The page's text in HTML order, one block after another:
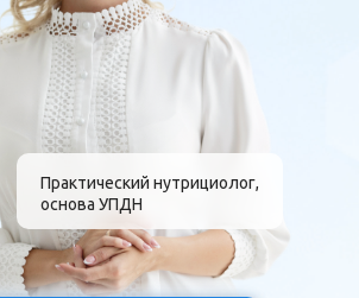
Практический нутрициолог,
основа УПДН